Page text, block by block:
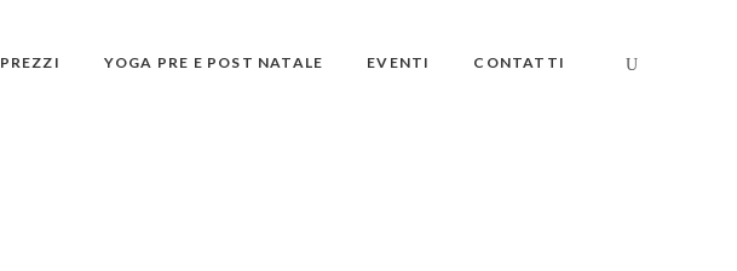
PREZZI YOGA PRE E POST NATALE EVENTI CONTATTI